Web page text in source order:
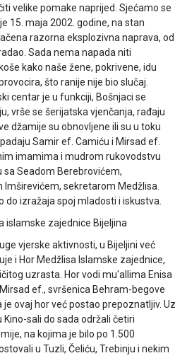
velike pomake naprijed. Sjećamo se
15. maja 2002. godine, na stan
razorna eksplozivna naprava, od
Sada nema napada niti
kako naše žene, pokrivene, idu
što ranije nije bio slučaj.
centar je u funkciji, Bošnjaci se
vrše se šerijatska vjenčanja, rađaju
džamije su obnovljene ili su u toku
Samir ef. Camiću i Mirsad ef.
imamima i mudrom rukovodstvu
sa Seadom Berebrovićem,
sekretarom Medžlisa.
do izražaja spoj mladosti i iskustva.
islamske zajednice Bijeljina
vjerske aktivnosti, u Bijeljini već
i Hor Medžlisa Islamske zajednice,
uzrasta. Hor vodi mu'allima Enisa
ef., svršenica Behram-begove
ovaj hor već postao prepoznatljiv. Uz
Kino-sali do sada održali četiri
na kojima je bilo po 1.500
u Tuzli, Čeliću, Trebinju i nekim